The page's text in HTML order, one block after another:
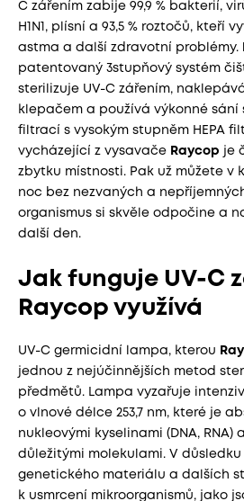
C zářením zabije 99,9 % bakterií,
H1N1, plísní a 93,5 % roztočů, kteří
astma a další zdravotní problémy.
patentovaný 3stupňový systém
sterilizuje UV-C zářením,
klepačem a používá výkonné sání
filtrací s vysokým stupněm HEPA
vycházející z vysavače Raycop je
zbytku místnosti. Pak už můžete v
noc bez nezvaných a
organismus si skvěle odpočine a
další den.
Jak funguje UV-C
Raycop využívá
UV-C germicidní lampa, kterou
jednou z nejúčinnějších metod
předmětů. Lampa vyzařuje
o vlnové délce 253,7 nm, které je
nukleovými kyselinami (DNA,
důležitými molekulami. V důsledku
genetického materiálu a dalších
k usmrcení mikroorganismů, jako